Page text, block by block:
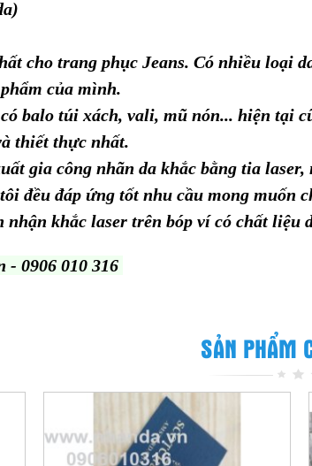
cho trang phục Jeans. Có nhiều loại
của mình.
balo túi xách, vali, mũ nón... hiện tại
thiết thực nhất.
gia công nhãn da khắc bằng tia
đều đáp ứng tốt nhu cầu mong muốn
khắc laser trên bóp ví có chất liệu
- 0906 010 316
SẢN PHẨM